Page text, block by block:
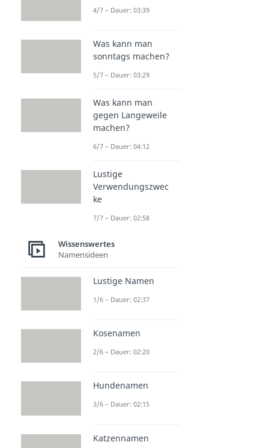
4/7 – Dauer: 03:39
Was kann man
sonntags machen?
5/7 – Dauer: 03:29
Was kann man
gegen Langeweile
machen?
6/7 – Dauer: 04:12
Lustige
Verwendungszwec
ke
7/7 – Dauer: 02:58
Wissenswertes
Namensideen
Lustige Namen
1/6 – Dauer: 02:37
Kosenamen
2/6 – Dauer: 02:20
Hundenamen
3/6 – Dauer: 02:15
Katzennamen